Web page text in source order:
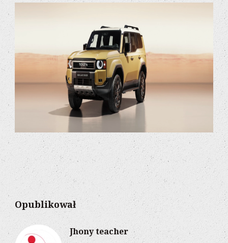
Opublikował
Jhony teacher